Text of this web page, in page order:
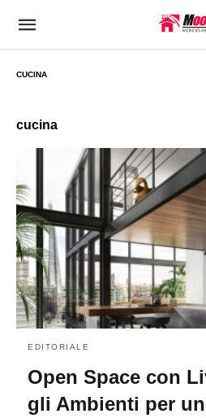
CUCINA
cucina
EDITORIALE
Open Space con
gli Ambienti per